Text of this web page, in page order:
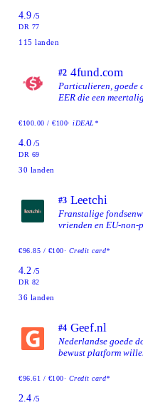
4.9 /5
DR 77
115 landen
#2 4fund.com
Particulieren, goede
EER die een
€100.00 / €100· iDEAL*
4.0 /5
DR 69
30 landen
#3 Leetchi
Franstalige
vrienden en EU-
€96.85 / €100· Credit card*
4.2 /5
DR 82
36 landen
#4 Geef.nl
Nederlandse goede
bewust platform
bij het doel
€96.61 / €100· Credit card*
2.4 /5